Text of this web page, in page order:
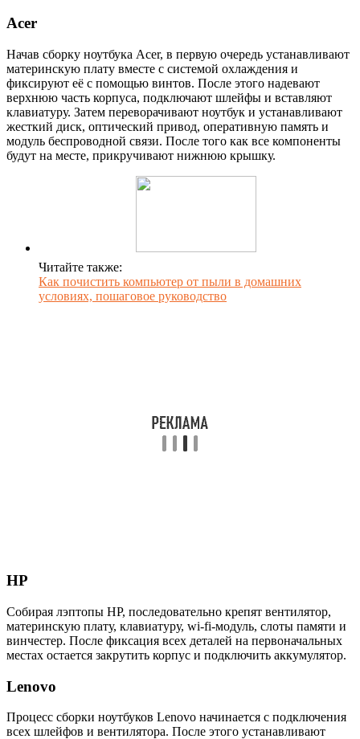
Acer
Начав сборку ноутбука Acer, в первую очередь устанавливают
материнскую плату вместе с системой охлаждения и
фиксируют её с помощью винтов. После этого надевают
верхнюю часть корпуса, подключают шлейфы и вставляют
клавиатуру. Затем переворачивают ноутбук и устанавливают
жесткий диск, оптический привод, оперативную память и
модуль беспроводной связи. После того как все компоненты
будут на месте, прикручивают нижнюю крышку.
Читайте также:
Как почистить компьютер от пыли в домашних
условиях, пошаговое руководство
HP
Собирая лэптопы HP, последовательно крепят вентилятор,
материнскую плату, клавиатуру, wi-fi-модуль, слоты памяти и
винчестер. После фиксация всех деталей на первоначальных
местах остается закрутить корпус и подключить аккумулятор.
Lenovo
Процесс сборки ноутбуков Lenovo начинается с подключения
всех шлейфов и вентилятора. После этого устанавливают